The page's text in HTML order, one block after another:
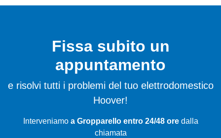
Fissa subito un
appuntamento
e risolvi tutti i problemi del tuo elettrodomestico
Hoover!
Interveniamo a Gropparello entro 24/48 oredalla
chiamata